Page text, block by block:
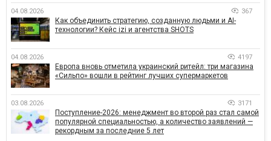
04.08.2026 367
Как объединить стратегию, созданную людьми и AI-
технологии? Кейс izi и агентства SHOTS
04.08.2026 4197
Европа вновь отметила украинский ритейл: три магазина
«Сильпо» вошли в рейтинг лучших супермаркетов
03.08.2026 3171
Поступление-2026: менеджмент во второй раз стал самой
популярной специальностью, а количество заявлений —
рекордным за последние 5 лет